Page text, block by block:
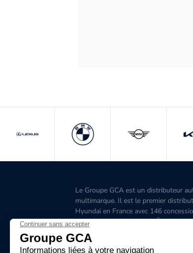
Le Groupe GCA est un distributeur
multimarque. Il est le premier
Hyundai en France avec 146
Grand-Ouest, l’Aquitaine, l'Île-de-
Ouest, le Sud-Est, la Corse et 6
Belgique. C'est le premier distributeur